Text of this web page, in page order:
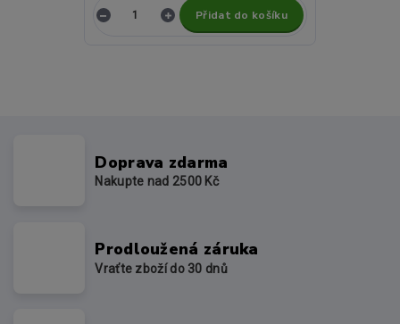
Přidat do košíku
Doprava zdarma
Nakupte nad 2500 Kč
Prodloužená záruka
Vraťte zboží do 30 dnů